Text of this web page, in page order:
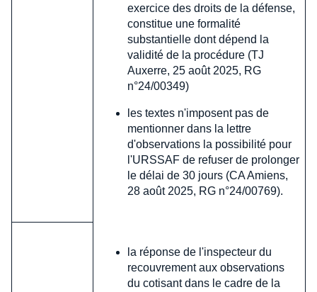
exercice des droits de la défense,
constitue une formalité
substantielle dont dépend la
validité de la procédure (TJ
Auxerre, 25 août 2025, RG
n°24/00349)
les textes n'imposent pas de
mentionner dans la lettre
d'observations la possibilité pour
l'URSSAF de refuser de prolonger
le délai de 30 jours (CA Amiens,
28 août 2025, RG n°24/00769).
la réponse de l'inspecteur du
recouvrement aux observations
du cotisant dans le cadre de la